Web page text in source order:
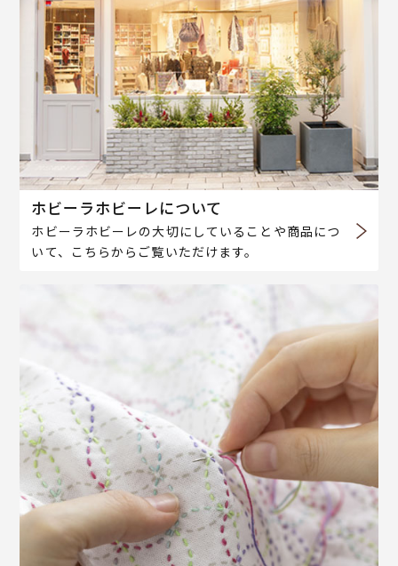
ホビーラホビーレについて
ホビーラホビーレの大切にしていることや商品につ
いて、こちらからご覧いただけます。